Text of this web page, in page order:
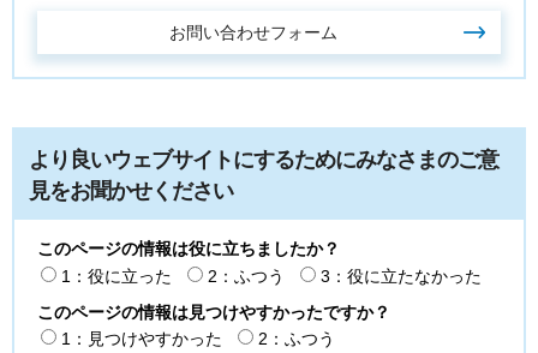
より良いウェブサイトにするためにみなさまのご意
見をお聞かせください
このページの情報は役に立ちましたか？
1：役に立った
2：ふつう
3：役に立たなかった
このページの情報は見つけやすかったですか？
1：見つけやすかった
2：ふつう